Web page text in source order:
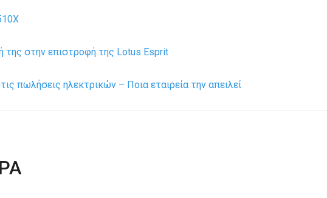
της στην επιστροφή της Lotus Esprit
πωλήσεις ηλεκτρικών – Ποια εταιρεία την απειλεί